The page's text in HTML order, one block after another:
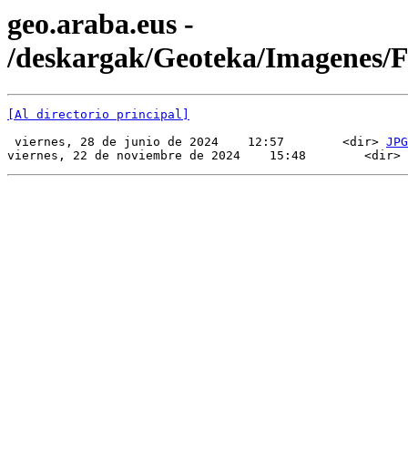
geo.araba.eus -
/deskargak/Geoteka/Imagenes/
[Al directorio principal]
viernes, 28 de junio de 2024    12:57        <dir> JPG
viernes, 22 de noviembre de 2024    15:48        <dir>